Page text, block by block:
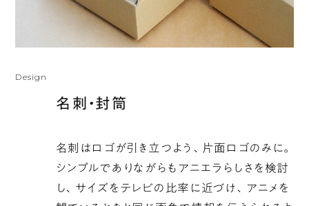
Design
名刺・封筒
名刺はロゴが引き立つよう、片面ロゴのみに。
シンプルでありながらもアニエラらしさを検討
し、サイズをテレビの比率に近づけ、アニメを